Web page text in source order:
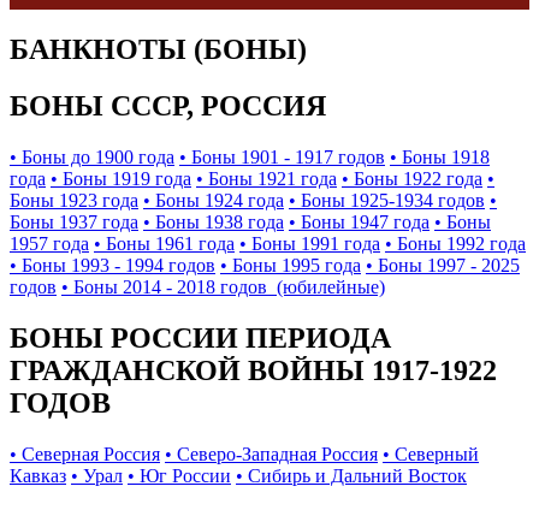
БАНКНОТЫ (БОНЫ)
БОНЫ СССР, РОССИЯ
• Боны до 1900 года • Боны 1901 - 1917 годов • Боны 1918
года • Боны 1919 года • Боны 1921 года • Боны 1922 года •
Боны 1923 года • Боны 1924 года • Боны 1925-1934 годов •
Боны 1937 года • Боны 1938 года • Боны 1947 года • Боны
1957 года • Боны 1961 года • Боны 1991 года • Боны 1992 года
• Боны 1993 - 1994 годов • Боны 1995 года • Боны 1997 - 2025
годов • Боны 2014 - 2018 годов (юбилейные)
БОНЫ РОССИИ ПЕРИОДА
ГРАЖДАНСКОЙ ВОЙНЫ 1917-1922
ГОДОВ
• Северная Россия • Северо-Западная Россия • Северный
Кавказ • Урал • Юг России • Сибирь и Дальний Восток